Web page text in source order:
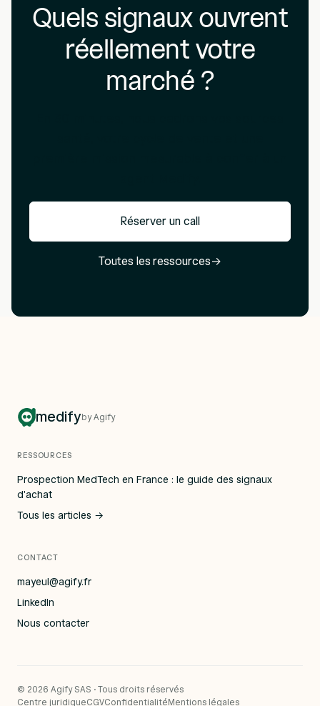
Quels signaux ouvrent
réellement votre
marché ?
Réserver un call
Toutes les ressources→
medifyby Agify
RESSOURCES
Prospection MedTech en France : le guide des signaux
d'achat
Tous les articles →
CONTACT
mayeul@agify.fr
LinkedIn
Nous contacter
© 2026 Agify SAS · Tous droits réservés
Centre juridiqueCGVConfidentialitéMentions légales